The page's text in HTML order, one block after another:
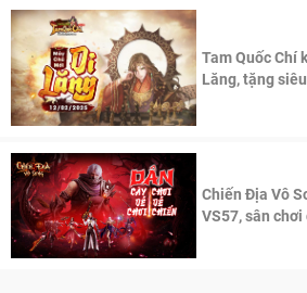
Tam Quốc Chí
Lăng, tặng
Chiến Địa Vô
VS57, sân